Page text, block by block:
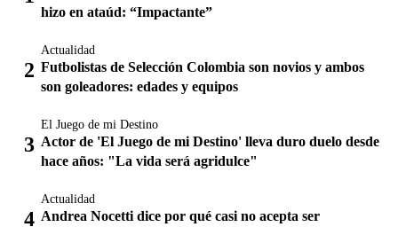
hizo en ataúd: “Impactante”
Actualidad
Futbolistas de Selección Colombia son novios y ambos
son goleadores: edades y equipos
El Juego de mi Destino
Actor de 'El Juego de mi Destino' lleva duro duelo desde
hace años: "La vida será agridulce"
Actualidad
Andrea Nocetti dice por qué casi no acepta ser